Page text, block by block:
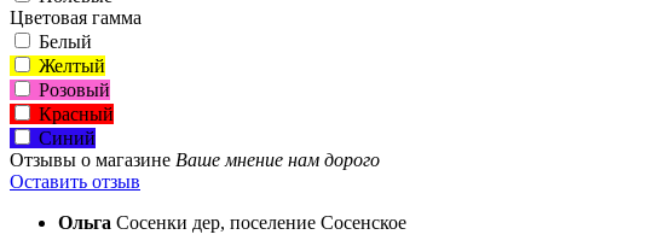
Цветовая гамма
Белый
Желтый
Розовый
Красный
Синий
Отзывы о магазине Ваше мнение нам дорого
Оставить отзыв
Ольга Сосенки дер, поселение Сосенское